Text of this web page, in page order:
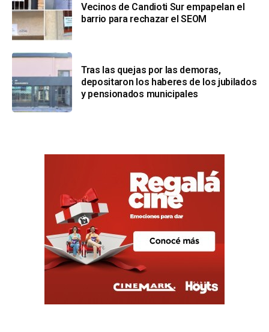
Vecinos de Candioti Sur empapelan el
barrio para rechazar el SEOM
Tras las quejas por las demoras,
depositaron los haberes de los jubilados
y pensionados municipales